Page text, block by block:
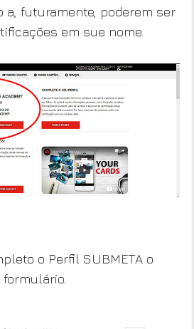
a, futuramente, poderem ser
em sue nome.
o Perfil SUBMETA o
formulário.